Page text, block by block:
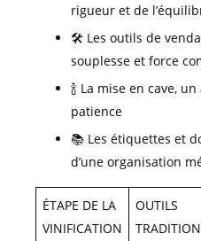
rigueur et de
🛠️ Les outils de
souplesse et force
🍾 La mise en cave,
patience
📚 Les étiquettes et
d’une organisation
ÉTAPE DE LA
VINIFICATION
OUTILS